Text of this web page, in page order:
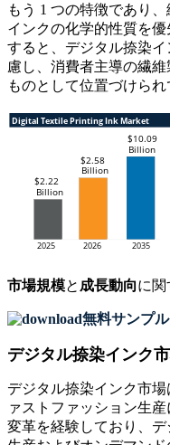
もう 1 つの特徴であり
インクの化学的性質を
すると、デジタル捺染
慮し、消費者主導の繊
ものとして位置づけられ
市場規模と成長動向に
無料サンプ
デジタル捺染インク
デジタル捺染インク市
ァストファッション生
変革を経験しており、